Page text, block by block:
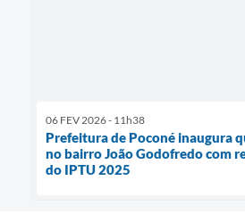
06 FEV 2026 - 11h38
Prefeitura de Poconé inaugura
no bairro João Godofredo com
do IPTU 2025